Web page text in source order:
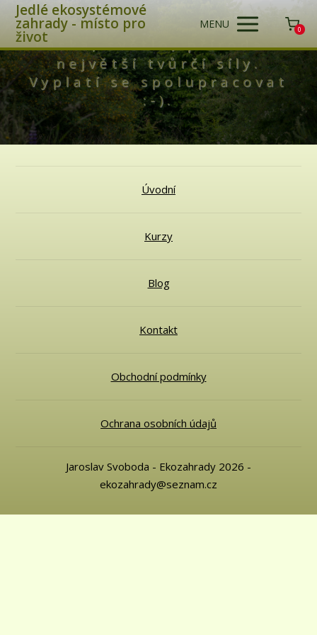
Jedlé ekosystémové
zahrady - místo pro
život
MENU 0
Láska, světlo, příroda -
největší tvůrčí síly.
Vyplatí se spolupracovat
:-).
Úvodní
Kurzy
Blog
Kontakt
Obchodní podmínky
Ochrana osobních údajů
Jaroslav Svoboda - Ekozahrady 2026 -
ekozahrady@seznam.cz